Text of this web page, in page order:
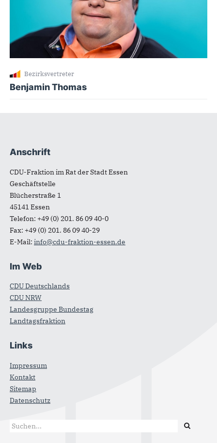
Bezirksvertreter
Benjamin Thomas
Fußbereich
Anschrift
CDU-Fraktion im Rat der Stadt Essen
Geschäftstelle
Blücherstraße 1
45141Essen
Telefon: +49 (0) 201. 86 09 40-0
Fax: +49 (0) 201. 86 09 40-29
E-Mail: info@cdu-fraktion-essen.de
Im Web
CDU Deutschlands
CDU NRW
Landesgruppe Bundestag
Landtagsfraktion
Links
Impressum
Kontakt
Sitemap
Datenschutz
Suchformular
Suche